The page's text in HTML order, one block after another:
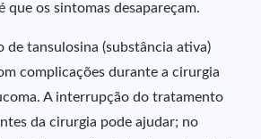
que os sintomas desapareçam.
de tansulosina (substância ativa)
complicações durante a cirurgia
A interrupção do tratamento
da cirurgia pode ajudar; no